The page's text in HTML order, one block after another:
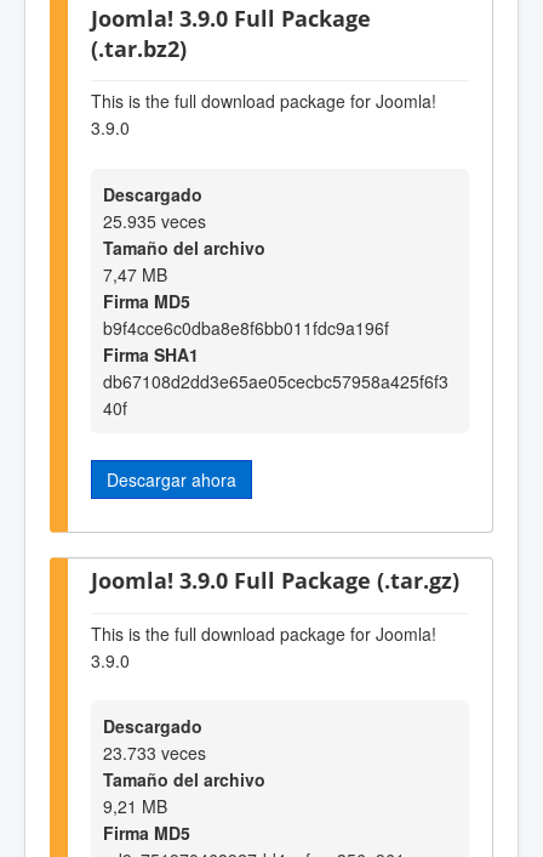
Joomla! 3.9.0 Full Package
(.tar.bz2)
This is the full download package for Joomla!
3.9.0
Descargado
25.935 veces
Tamaño del archivo
7,47 MB
Firma MD5
b9f4cce6c0dba8e8f6bb011fdc9a196f
Firma SHA1
db67108d2dd3e65ae05cecbc57958a425f6f3
40f
Descargar ahora
Joomla! 3.9.0 Full Package (.tar.gz)
This is the full download package for Joomla!
3.9.0
Descargado
23.733 veces
Tamaño del archivo
9,21 MB
Firma MD5